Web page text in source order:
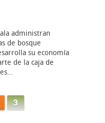
administran
de bosque
su economía
de la caja de
3